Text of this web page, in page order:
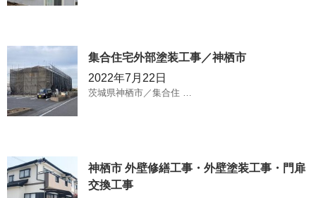
集合住宅外部塗装工事／神栖市
2022年7月22日
茨城県神栖市／集合住 …
神栖市 外壁修繕工事・外壁塗装工事・門扉
交換工事